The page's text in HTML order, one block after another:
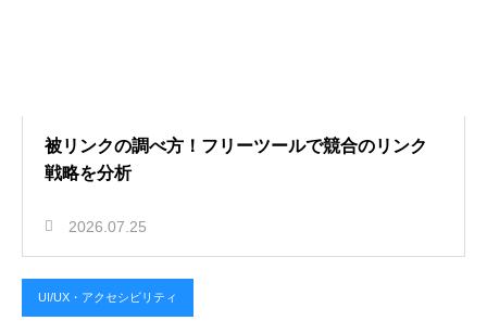
被リンクの調べ方！フリーツールで競合のリンク
戦略を分析
2026.07.25
UI/UX・アクセシビリティ